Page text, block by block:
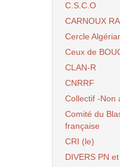
C.S.C.O
CARNOUX
Cercle
Ceux de
CLAN-R
CNRRF
Collectif -Non
Comité du
française
CRI (le)
DIVERS PN